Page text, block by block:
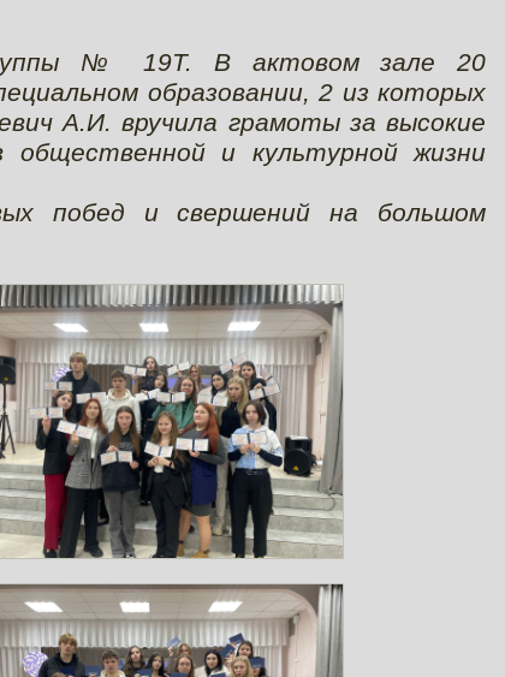
№ 19Т. В актовом зале 20
образовании, 2 из которых
А.И. вручила грамоты за высокие
и культурной жизни
побед и свершений на большом